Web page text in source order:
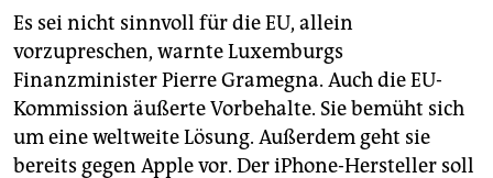
Es sei nicht sinnvoll für die EU, allein
vorzupreschen, warnte Luxemburgs
Finanzminister Pierre Gramegna. Auch die EU-
Kommission äußerte Vorbehalte. Sie bemüht sich
um eine weltweite Lösung. Außerdem geht sie
bereits gegen Apple vor. Der iPhone-Hersteller soll